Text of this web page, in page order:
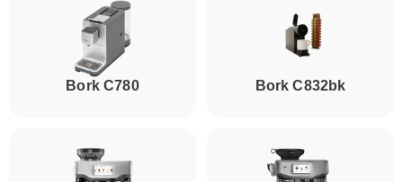
Bork C780 Bork C832bk